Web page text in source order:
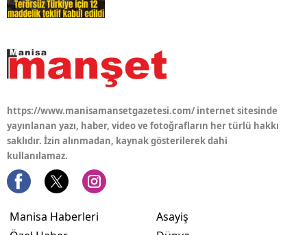
https://www.manisamansetgazetesi.com/ internet sitesinde
yayınlanan yazı, haber, video ve fotoğrafların her türlü hakkı
saklıdır. İzin alınmadan, kaynak gösterilerek dahi
kullanılamaz.
Manisa Haberleri
Asayiş